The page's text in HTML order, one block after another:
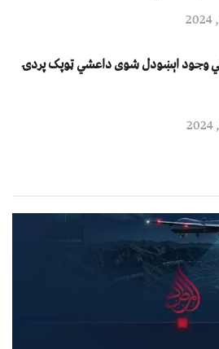
وجود اېښودل شوی داعشي ټوپک پردۍ